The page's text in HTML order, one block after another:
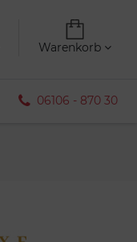
Warenkorb
06106 - 870 30